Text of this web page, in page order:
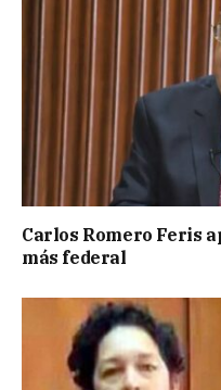
Carlos Romero Feris
más federal